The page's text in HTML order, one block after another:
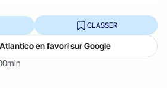
CLASSER
en favori sur Google